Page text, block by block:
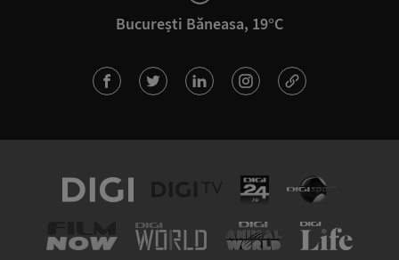
București Băneasa, 19°C